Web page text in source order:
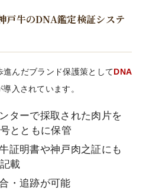
戸牛のDNA鑑定検証システ
進んだブランド保護策としてDNA
導入されています。
ターで採取された肉片を
とともに保管
証明書や神戸肉之証にも
載
・追跡が可能